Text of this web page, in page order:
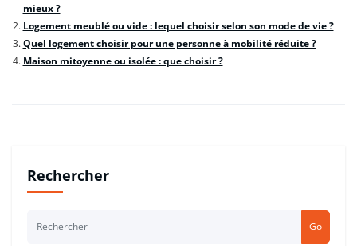
mieux ?
Logement meublé ou vide : lequel choisir selon son mode de vie ?
Quel logement choisir pour une personne à mobilité réduite ?
Maison mitoyenne ou isolée : que choisir ?
Rechercher
Go